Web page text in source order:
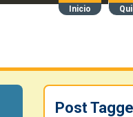
Inicio
Post